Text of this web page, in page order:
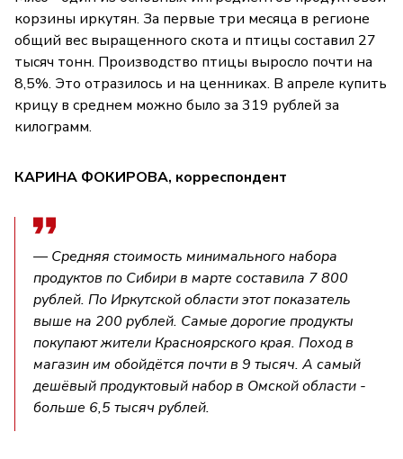
корзины иркутян. За первые три месяца в регионе
общий вес выращенного скота и птицы составил 27
тысяч тонн. Производство птицы выросло почти на
8,5%. Это отразилось и на ценниках. В апреле купить
крицу в среднем можно было за 319 рублей за
килограмм.
КАРИНА ФОКИРОВА, корреспондент
— Средняя стоимость минимального набора
продуктов по Сибири в марте составила 7 800
рублей. По Иркутской области этот показатель
выше на 200 рублей. Самые дорогие продукты
покупают жители Красноярского края. Поход в
магазин им обойдётся почти в 9 тысяч. А самый
дешёвый продуктовый набор в Омской области -
больше 6,5 тысяч рублей.